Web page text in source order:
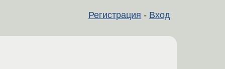
Регистрация - Вход